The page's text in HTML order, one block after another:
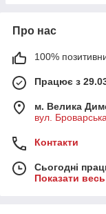
Про нас
100%
Працює з
м. Велика
вул.
Контакти
Сьогодні
Показати